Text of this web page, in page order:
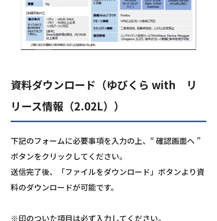
資料ダウンロード（ゆびくら with リ
リース情報（2.02L））
下記のフォームに必要事項を入力の上、“ 確認画面へ ”
ボタンをクリックしてください。
送信完了後、「ファイルをダウンロード」ボタンより資
料のダウンロードが可能です。
※印のついた項目は必ず入力してください。